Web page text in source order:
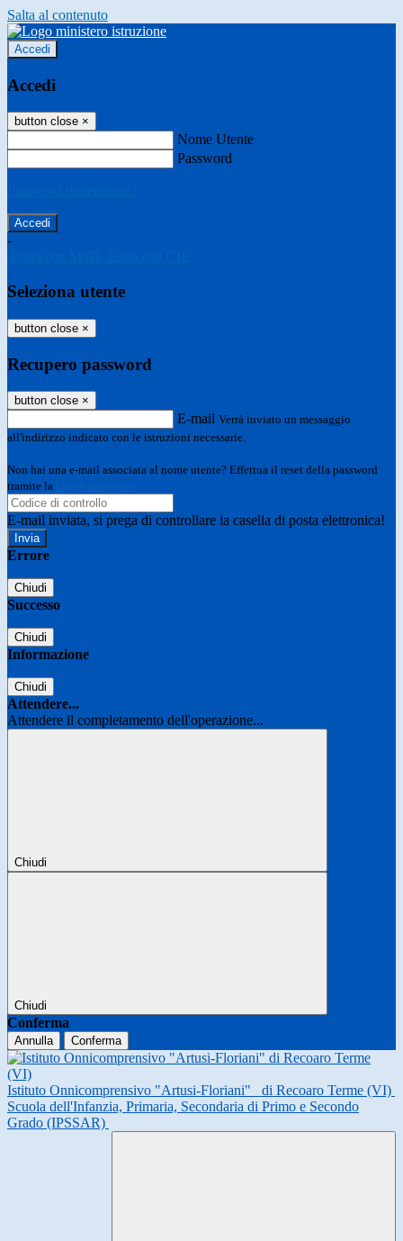
Salta al contenuto
Accedi
Accedi
button close ×
Nome Utente
Password
-
Seleziona utente
button close ×
Recupero password
button close ×
E-mail Verrà inviato un messaggio
all'indirizzo indicato con le istruzioni necessarie.
Non hai una e-mail associata al nome utente? Effettua il reset della password
tramite la
E-mail inviata, si prega di controllare la casella di posta elettronica!
Errore
Chiudi
Successo
Chiudi
Informazione
Chiudi
Attendere...
Attendere il completamento dell'operazione...
Chiudi
Chiudi
Conferma
Annulla Conferma
Istituto Onnicomprensivo "Artusi-Floriani"
di Recoaro Terme (VI)
Scuola dell'Infanzia, Primaria, Secondaria di Primo e Secondo
Grado (IPSSAR)